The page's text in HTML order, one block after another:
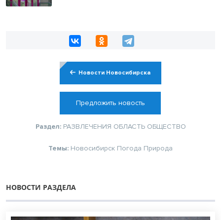
Новости Новосибирска
Предложить новость
Раздел: РАЗВЛЕЧЕНИЯ ОБЛАСТЬ ОБЩЕСТВО
Темы: Новосибирск Погода Природа
НОВОСТИ РАЗДЕЛА